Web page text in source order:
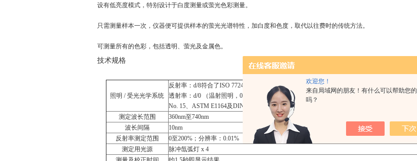
欢迎您！
来自局域网的朋友！有什么可以帮助您的
吗？
设有低亮度模式，特别设计于白度测量或萤光色彩测量。
只需测量样本一次，仪器便可提供样本的萤光光谱特性，加白度和色度，取代以往费时的传统方法。
可测量所有的色彩，包括透明、萤光及金属色。
技术规格
照明 / 受光光学系统
反射率：d/8符合了ISO 7724/1、DIN5033第七部份及JIS Z8722标准C
透射率：d/0 （温射照明，0°视色）符合了CIE
No. 15、ASTM E1164及DIN 5033第七部份标准
测定波长范围
360nm至740nm
波长间隔
10nm
反射率测定范围
0至200%；分辨率：0.01%
测定用光源
脉冲氙弧灯 x 4